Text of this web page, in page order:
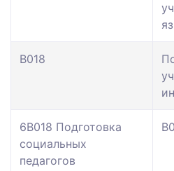
В018
6В018 Подготовка
социальных
педагогов